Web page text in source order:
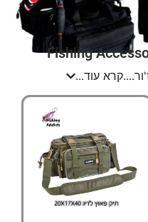
עוד...